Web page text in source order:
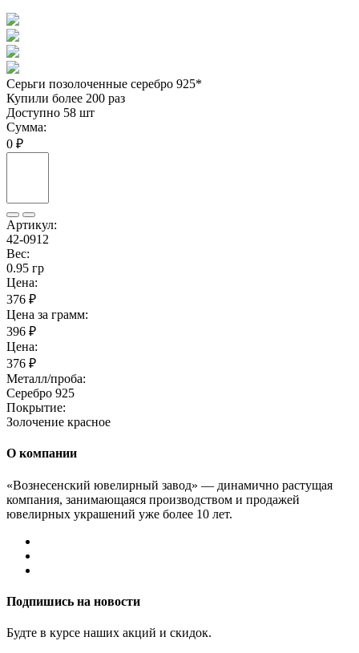
Серьги позолоченные серебро 925*
Купили более 200 раз
Доступно 58 шт
Сумма:
0 ₽
Артикул:
42-0912
Вес:
0.95 гр
Цена:
376 ₽
Цена за грамм:
396 ₽
Цена:
376 ₽
Металл/проба:
Серебро 925
Покрытие:
Золочение красное
О компании
«Вознесенский ювелирный завод» — динамично растущая
компания, занимающаяся производством и продажей
ювелирных украшений уже более 10 лет.
Подпишись на новости
Будте в курсе наших акций и скидок.